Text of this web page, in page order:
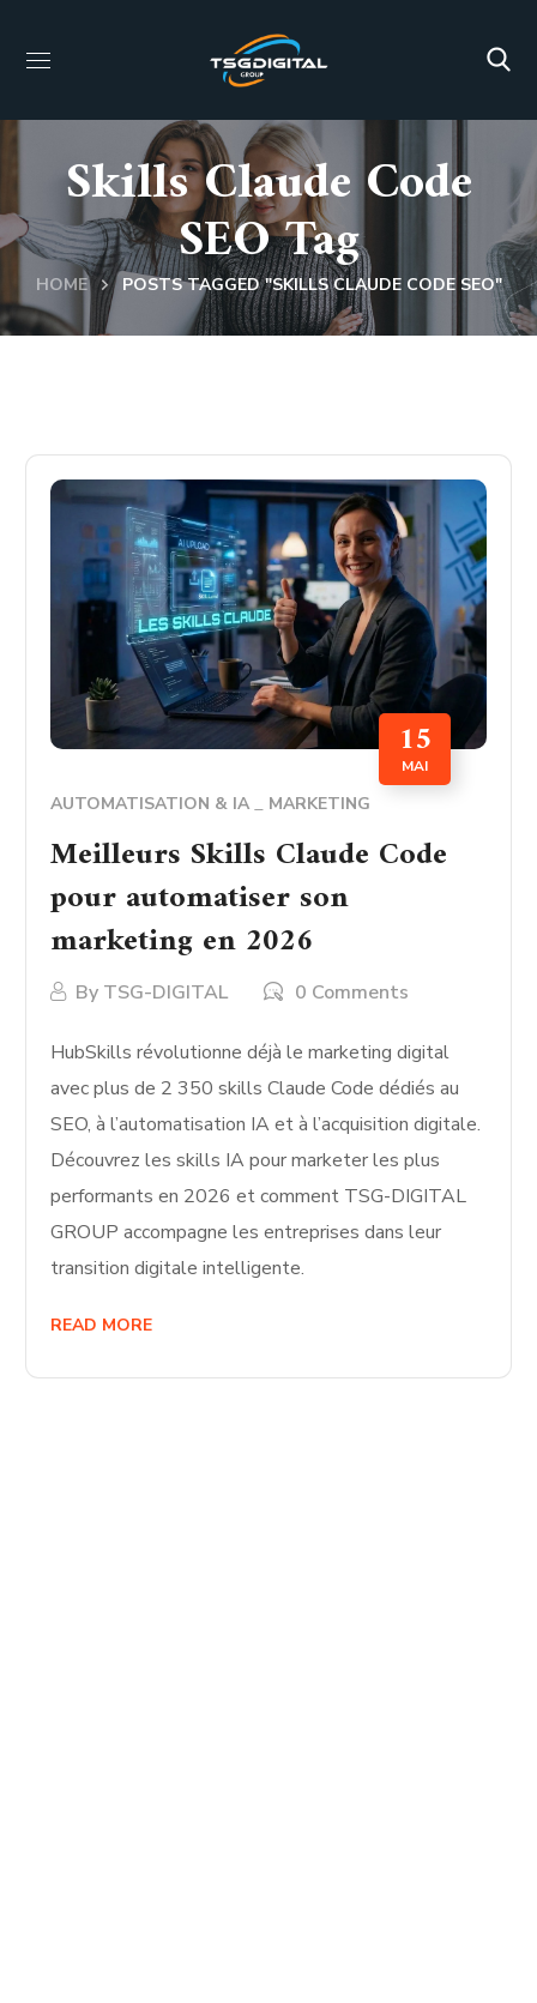
Skills Claude Code
SEO Tag
HOME POSTS TAGGED "SKILLS CLAUDE CODE SEO"
15
MAI
AUTOMATISATION & IA MARKETING
Meilleurs Skills Claude Code
pour automatiser son
marketing en 2026
By TSG-DIGITAL 0 Comments
HubSkills révolutionne déjà le marketing digital
avec plus de 2 350 skills Claude Code dédiés au
SEO, à l’automatisation IA et à l’acquisition digitale.
Découvrez les skills IA pour marketer les plus
performants en 2026 et comment TSG-DIGITAL
GROUP accompagne les entreprises dans leur
transition digitale intelligente.
READ MORE